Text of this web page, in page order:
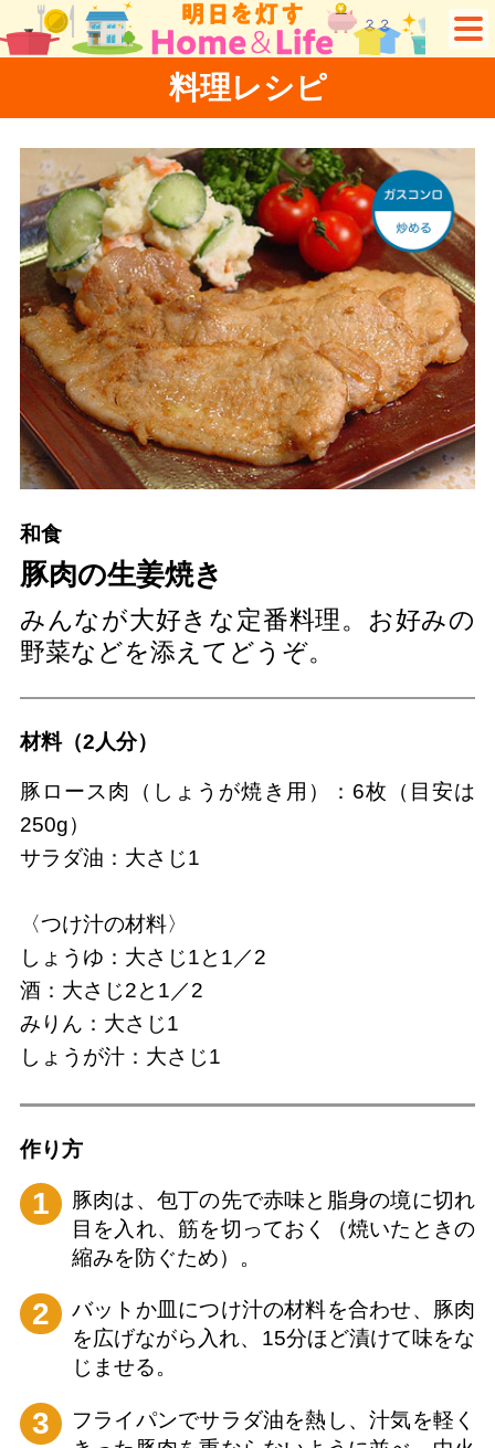
料理レシピ
和食
豚肉の生姜焼き
みんなが大好きな定番料理。お好みの
野菜などを添えてどうぞ。
材料（2人分）
豚ロース肉（しょうが焼き用）：6枚（目安は
250g）
サラダ油：大さじ1
〈つけ汁の材料〉
しょうゆ：大さじ1と1／2
酒：大さじ2と1／2
みりん：大さじ1
しょうが汁：大さじ1
作り⽅
1
豚肉は、包丁の先で赤味と脂身の境に切れ
目を入れ、筋を切っておく（焼いたときの
縮みを防ぐため）。
2
バットか皿につけ汁の材料を合わせ、豚肉
を広げながら入れ、15分ほど漬けて味をな
じませる。
3
フライパンでサラダ油を熱し、汁気を軽く